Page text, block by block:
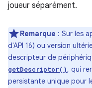
joueur séparément.
Remarque : Sur les
d'API 16) ou version
descripteur de
getDescriptor(), qui
persistante unique pour